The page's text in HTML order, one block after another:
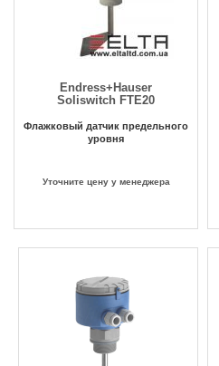
Endress+Hauser
Soliswitch FTE20
Флажковый датчик предельного
уровня
Уточните цену у менеджера